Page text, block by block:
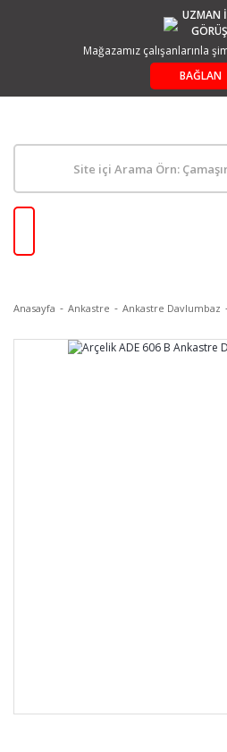
UZMAN
GÖRÜŞ
Mağazamız çalışanlarınla
BAĞLAN
Anasayfa Ankastre Ankastre Davlumbaz